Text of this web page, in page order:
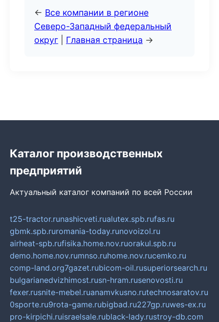
← Все компании в регионе
Северо-Западный федеральный
округ
Главная страница →
Каталог производственных
предприятий
Актуальный каталог компаний по всей России
t25-tractor.runashicveti.rualutex.spb.rufas.ru
gbmk.spb.ruromania-today.runovoizol.ru
airheat-spb.rufisika.home.nov.ruorakul.spb.ru
demo.home.nov.rumnso.ruhome.nov.rucemko.ru
comp-land.org7gazet.rubicom-oil.rusuperiorsearch.ru
bulgarianedvizhimost.rusn-hram.rusenovosti.ru
fexer.rusnite-mebel.ruanamvkusno.rutechnosaratov.ru
0sporte.ru9rota-game.rubigbad.ru227gp.ruwes-ex.ru
pro-kirpichi.ruisraelsale.rublack-lady.rustroy-db.com